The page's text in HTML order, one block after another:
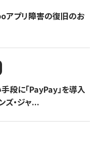
プリ障害の復旧のお
段に「PayPay」を導入
ズ・ジャ...